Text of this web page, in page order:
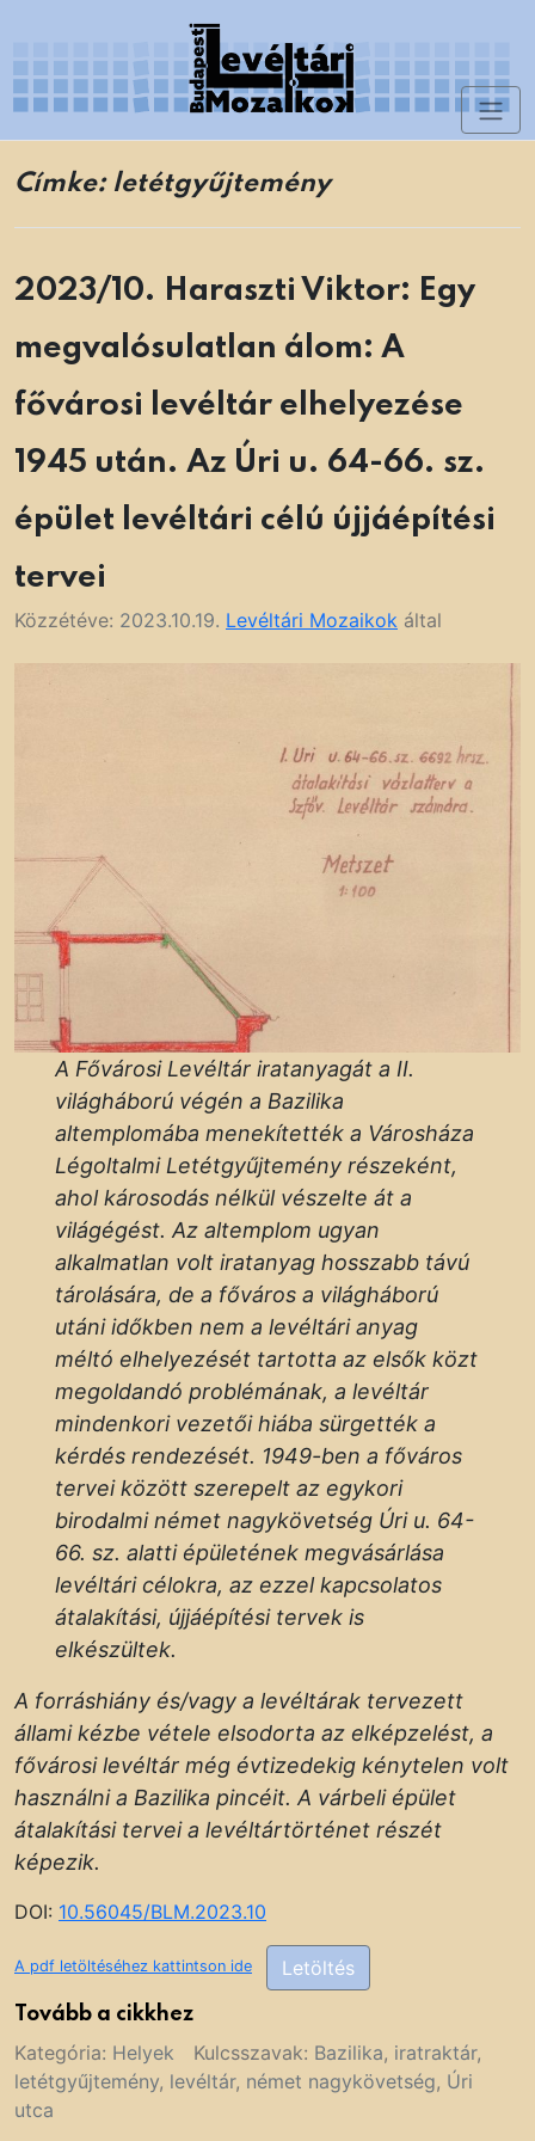
content
Címke: letétgyűjtemény
2023/10. Haraszti Viktor: Egy
megvalósulatlan álom: A
fővárosi levéltár elhelyezése
1945 után. Az Úri u. 64-66. sz.
épület levéltári célú újjáépítési
tervei
Közzétéve: 2023.10.19. Levéltári Mozaikok által
A Fővárosi Levéltár iratanyagát a II.
világháború végén a Bazilika
altemplomába menekítették a Városháza
Légoltalmi Letétgyűjtemény részeként,
ahol károsodás nélkül vészelte át a
világégést. Az altemplom ugyan
alkalmatlan volt iratanyag hosszabb távú
tárolására, de a főváros a világháború
utáni időkben nem a levéltári anyag
méltó elhelyezését tartotta az elsők közt
megoldandó problémának, a levéltár
mindenkori vezetői hiába sürgették a
kérdés rendezését. 1949-ben a főváros
tervei között szerepelt az egykori
birodalmi német nagykövetség Úri u. 64-
66. sz. alatti épületének megvásárlása
levéltári célokra, az ezzel kapcsolatos
átalakítási, újjáépítési tervek is
elkészültek.
A forráshiány és/vagy a levéltárak tervezett
állami kézbe vétele elsodorta az elképzelést, a
fővárosi levéltár még évtizedekig kénytelen volt
használni a Bazilika pincéit. A várbeli épület
átalakítási tervei a levéltártörténet részét
képezik.
DOI: 10.56045/BLM.2023.10
A pdf letöltéséhez kattintson ide Letöltés
Tovább a cikkhez
Kategória: Helyek Kulcsszavak: Bazilika, iratraktár,
letétgyűjtemény, levéltár, német nagykövetség, Úri
utca